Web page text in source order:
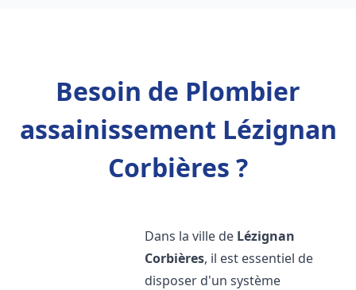
Besoin de Plombier
assainissement Lézignan
Corbières ?
Dans la ville de Lézignan
Corbières, il est essentiel de
disposer d'un système